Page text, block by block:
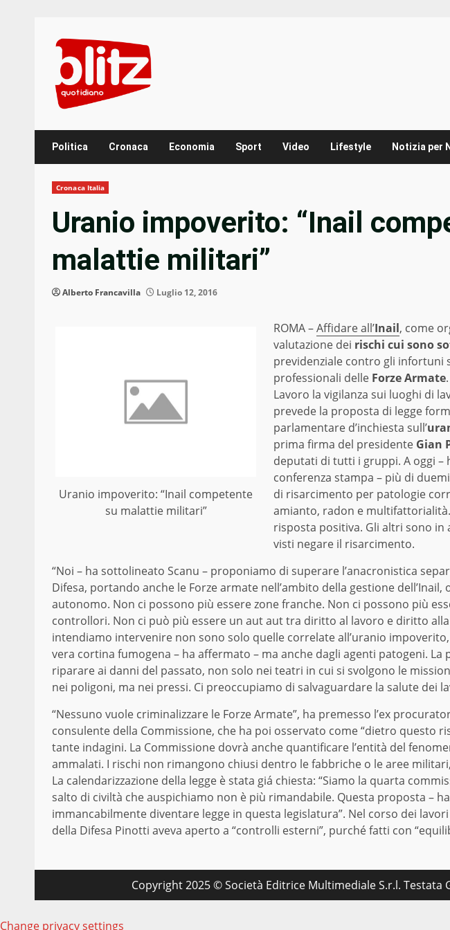
content
Politica Cronaca Economia Sport Video Lifestyle Notizia per
Cronaca Italia
Uranio impoverito: “Inail
malattie militari”
Alberto Francavilla Luglio 12, 2016
Uranio impoverito: “Inail competente
su malattie militari”
ROMA –Affidare all’Inail, come
valutazione dei rischi cui sono
previdenziale contro gli infortuni
professionali delle Forze Armate
Lavoro la vigilanza sui luoghi di
prevede la proposta di legge
parlamentare d’inchiesta sull’
prima firma del presidente Gian
deputati di tutti i gruppi. A oggi –
conferenza stampa – più di
di risarcimento per patologie
amianto, radon e
risposta positiva. Gli altri sono
visti negare il risarcimento.
“Noi – ha sottolineato Scanu – proponiamo di superare l’anacronistica
Difesa, portando anche le Forze armate nell’ambito della gestione
autonomo. Non ci possono più essere zone franche. Non ci possono più
controllori. Non ci può più essere un aut aut tra diritto al lavoro e diritto
intendiamo intervenire non sono solo quelle correlate all’uranio
vera cortina fumogena – ha affermato – ma anche dagli agenti patogeni. La
riparare ai danni del passato, non solo nei teatri in cui si svolgono le
nei poligoni, ma nei pressi. Ci preoccupiamo di salvaguardare la salute dei
“Nessuno vuole criminalizzare le Forze Armate”, ha premesso l’ex
consulente della Commissione, che ha poi osservato come “dietro questo
tante indagini. La Commissione dovrà anche quantificare l’entità del
ammalati. I rischi non rimangono chiusi dentro le fabbriche o le aree
La calendarizzazione della legge è stata giá chiesta: “Siamo la quarta
salto di civiltà che auspichiamo non è più rimandabile. Questa proposta –
immancabilmente diventare legge in questa legislatura”. Nel corso dei
della Difesa Pinotti aveva aperto a “controlli esterni”, purché fatti con
Copyright 2025 © Società Editrice Multimediale S.r.l.
Change privacy settings